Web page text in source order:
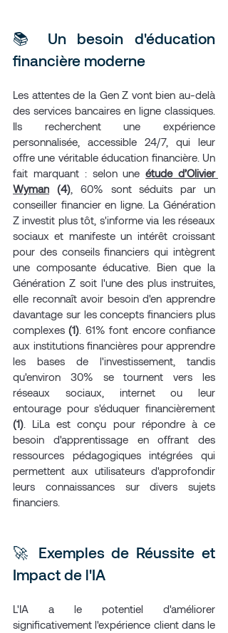
📚 Un besoin d'éducation
financière moderne
Les attentes de la Gen Z vont bien au-delà
des services bancaires en ligne classiques.
Ils recherchent une expérience
personnalisée, accessible 24/7, qui leur
offre une véritable éducation financière. Un
fait marquant : selon une étude d’Olivier
Wyman
(4), 60% sont séduits par un
conseiller financier en ligne. La Génération
Z investit plus tôt, s'informe via les réseaux
sociaux et manifeste un intérêt croissant
pour des conseils financiers qui intègrent
une composante éducative. Bien que la
Génération Z soit l'une des plus instruites,
elle reconnaît avoir besoin d'en apprendre
davantage sur les concepts financiers plus
complexes (1) . 61% font encore confiance
aux institutions financières pour apprendre
les bases de l'investissement, tandis
qu'environ 30% se tournent vers les
réseaux sociaux, internet ou leur
(1) . LiLa est conçu pour répondre à ce
besoin d'apprentissage en offrant des
ressources pédagogiques intégrées qui
permettent aux utilisateurs d'approfondir
leurs connaissances sur divers sujets
financiers.
🚀 Exemples de Réussite et
Impact de l'IA
L'IA a le potentiel d'améliorer
significativement l'expérience client dans le